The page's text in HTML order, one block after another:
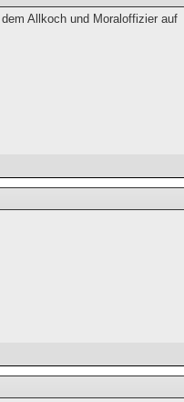
, dem Allkoch und Moraloffizier auf